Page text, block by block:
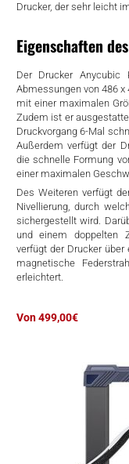
Drucker, der sehr leicht
Eigenschaften
Der Drucker
Abmessungen von 486
mit einer maximalen
Zudem ist er
Druckvorgang 6-Mal
Außerdem verfügt der
die schnelle Formung
einer maximalen
Des Weiteren verfügt
Nivellierung, durch
sichergestellt wird.
und einem doppelten
verfügt der Drucker über
magnetische
erleichtert.
Von 499,00€